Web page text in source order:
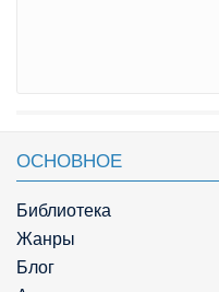
ОСНОВНОЕ
Библиотека
Жанры
Блог